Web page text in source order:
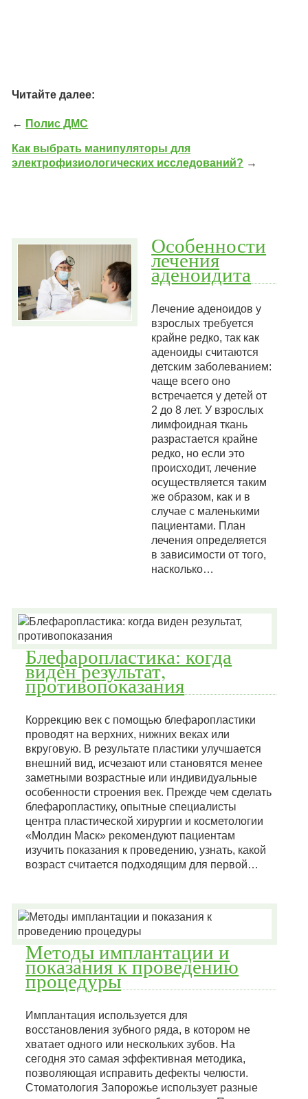
Читайте далее:
← Полис ДМС
Как выбрать манипуляторы для
электрофизиологических исследований? →
Особенности
лечения
аденоидита
Лечение аденоидов у
взрослых требуется
крайне редко, так как
аденоиды считаются
детским заболеванием:
чаще всего оно
встречается у детей от
2 до 8 лет. У взрослых
лимфоидная ткань
разрастается крайне
редко, но если это
происходит, лечение
осуществляется таким
же образом, как и в
случае с маленькими
пациентами. План
лечения определяется
в зависимости от того,
насколько…
Блефаропластика: когда
виден результат,
противопоказания
Коррекцию век с помощью блефаропластики
проводят на верхних, нижних веках или
вкруговую. В результате пластики улучшается
внешний вид, исчезают или становятся менее
заметными возрастные или индивидуальные
особенности строения век. Прежде чем сделать
блефаропластику, опытные специалисты
центра пластической хирургии и косметологии
«Молдин Маск» рекомендуют пациентам
изучить показания к проведению, узнать, какой
возраст считается подходящим для первой…
Методы имплантации и
показания к проведению
процедуры
Имплантация используется для
восстановления зубного ряда, в котором не
хватает одного или нескольких зубов. На
сегодня это самая эффективная методика,
позволяющая исправить дефекты челюсти.
Стоматология Запорожье использует разные